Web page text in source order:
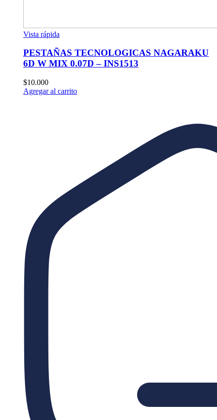
Vista rápida
PESTAÑAS TECNOLOGICAS NAGARAKU
6D W MIX 0.07D – INS1513
$10.000
Agregar al carrito